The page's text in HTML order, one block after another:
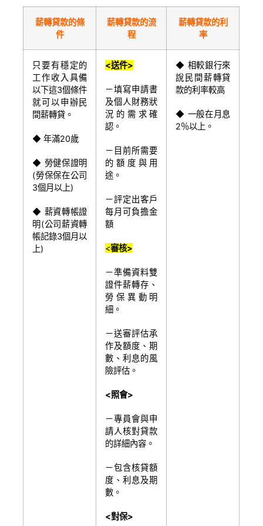
薪轉貸款的條
件
薪轉貸款的流
程
薪轉貸款的利
率
只要有穩定的
工作收入具備
以下這3個條件
就可以申辦民
間薪轉貸。
◆ 年滿20歲
◆ 勞健保證明
(勞保保在公司
3個月以上)
◆ 薪資轉帳證
明(公司薪資轉
帳記錄3個月以
上)
<送件>
－填寫申請書
及個人財務狀
況的需求確
認。
－目前所需要
的額度與用
途。
－評定出客戶
每月可負擔金
額
<審核>
－準備資料雙
證件薪轉存、
勞保異動明
細。
－送審評估承
作及額度、期
數、利息的風
險評估。
<照會>
－專員會與申
請人核對貸款
的詳細內容。
－包含核貸額
度、利息及期
數。
<對保>
◆ 相較銀行來
說民間薪轉貸
款的利率較高
◆ 一般在月息
2％以上。